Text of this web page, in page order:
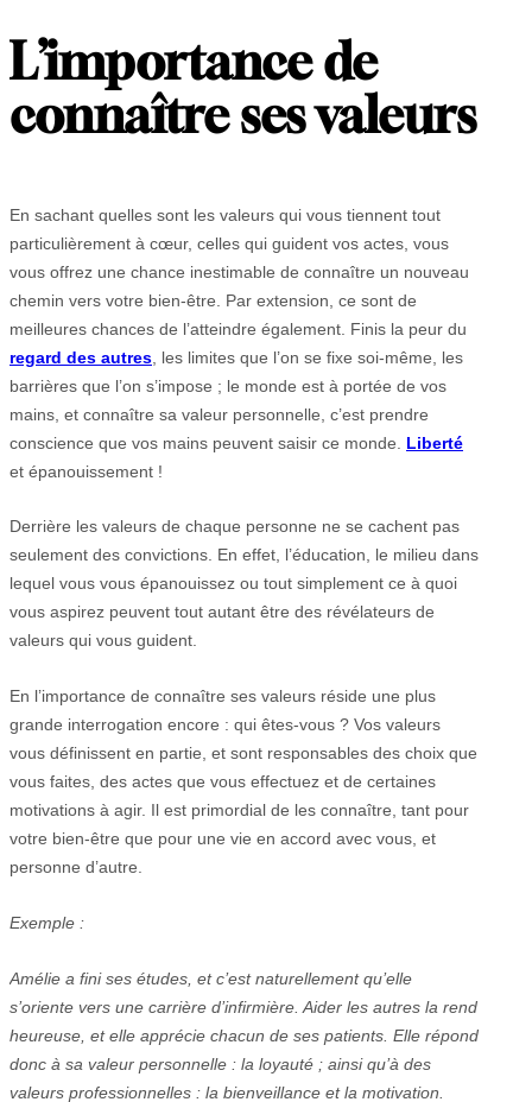
L’importance de
connaître ses valeurs
En sachant quelles sont les valeurs qui vous tiennent tout
particulièrement à cœur, celles qui guident vos actes, vous
vous offrez une chance inestimable de connaître un nouveau
chemin vers votre bien-être. Par extension, ce sont de
meilleures chances de l’atteindre également. Finis la peur du
regard des autres , les limites que l’on se fixe soi-même, les
barrières que l’on s’impose ; le monde est à portée de vos
mains, et connaître sa valeur personnelle, c’est prendre
conscience que vos mains peuvent saisir ce monde. Liberté
et épanouissement !
Derrière les valeurs de chaque personne ne se cachent pas
seulement des convictions. En effet, l’éducation, le milieu dans
lequel vous vous épanouissez ou tout simplement ce à quoi
vous aspirez peuvent tout autant être des révélateurs de
valeurs qui vous guident.
En l’importance de connaître ses valeurs réside une plus
grande interrogation encore : qui êtes-vous ? Vos valeurs
vous définissent en partie, et sont responsables des choix que
vous faites, des actes que vous effectuez et de certaines
motivations à agir. Il est primordial de les connaître, tant pour
votre bien-être que pour une vie en accord avec vous, et
personne d’autre.
Exemple :
Amélie a fini ses études, et c’est naturellement qu’elle
s’oriente vers une carrière d’infirmière. Aider les autres la rend
heureuse, et elle apprécie chacun de ses patients. Elle répond
donc à sa valeur personnelle : la loyauté ; ainsi qu’à des
valeurs professionnelles : la bienveillance et la motivation.